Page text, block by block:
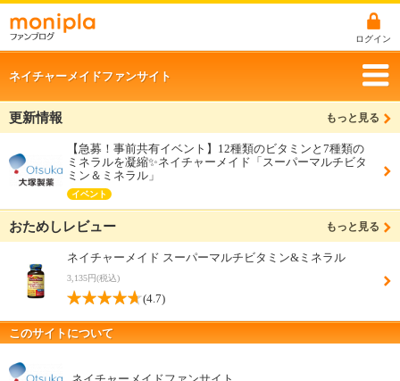
ログイン
ネイチャーメイドファンサイト
更新情報 もっと見る
【急募！事前共有イベント】12種類のビタミンと7種類の
ミネラルを凝縮✨ネイチャーメイド「スーパーマルチビタ
ミン＆ミネラル」
イベント
おためしレビュー もっと見る
ネイチャーメイド スーパーマルチビタミン&ミネラル
3,135円(税込)
(4.7)
このサイトについて